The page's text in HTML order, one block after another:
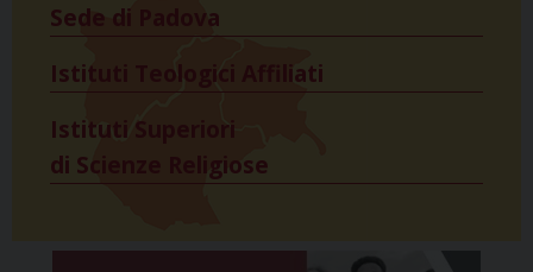
Sede di Padova
Istituti Teologici Affiliati
Istituti Superiori
di Scienze Religiose